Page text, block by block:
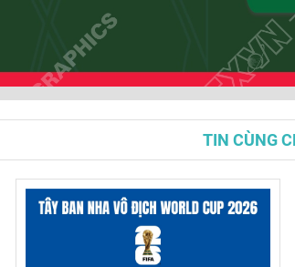
TIN CÙNG